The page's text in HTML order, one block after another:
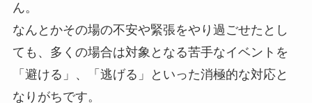
ん。
なんとかその場の不安や緊張をやり過ごせたとし
ても、多くの場合は対象となる苦手なイベントを
「避ける」、「逃げる」といった消極的な対応と
なりがちです。